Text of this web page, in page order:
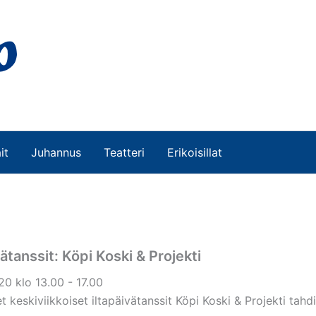
Juhannus Teatteri Erikoisillat
Köpi Koski & Projekti
klo 13.00 - 17.00
keskiviikkoiset iltapäivätanssit Köpi Koski & Projekti